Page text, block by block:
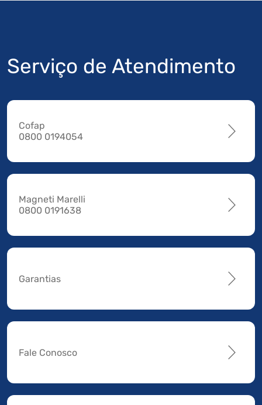
Serviço de Atendimento
Cofap
0800 0194054
Magneti Marelli
0800 0191638
Garantias
Fale Conosco